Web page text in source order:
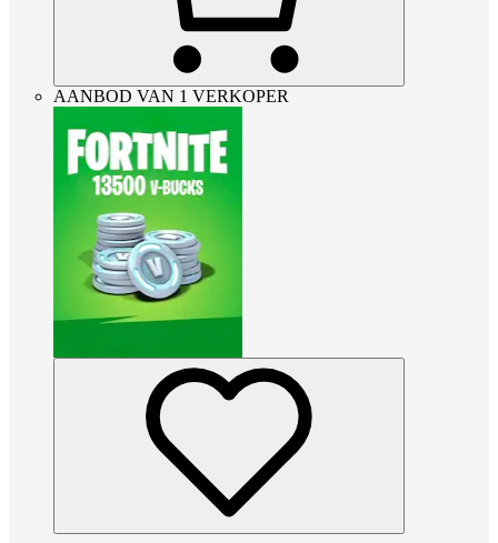
AANBOD VAN 1 VERKOPER